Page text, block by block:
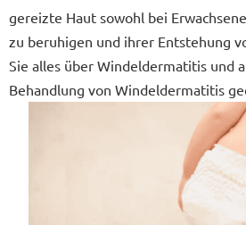
gereizte Haut sowohl bei
zu beruhigen und ihrer Entstehung
Sie alles über Windeldermatitis und
Behandlung von Windeldermatitis